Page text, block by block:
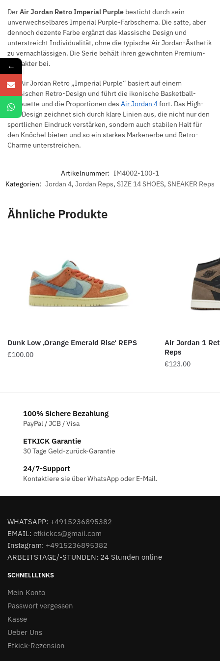
DerAir Jordan Retro Imperial Purple besticht durch sein
unverwechselbares Imperial Purple-Farbschema. Die satte, aber
dennoch dezente Farbe ergänzt das klassische Design und
unterstreicht Individualität, ohne die typische Air Jordan-Ästhetik
zu vernachlässigen. Die Serie behält ihren gewohnten Premium-
Charakter bei.
Der Air Jordan Retro „Imperial Purple“ basiert auf einem
klassischen Retro-Design und führt die ikonische Basketball-
Silhouette und die Proportionen des Air Jordan 4fort. Das High-
Top-Design zeichnet sich durch klare Linien aus, die nicht nur den
sportlichen Eindruck verstärken, sondern auch stabilen Halt für
den Knöchel bieten und so ein starkes Markenerbe und Retro-
Charme unterstreichen.
Artikelnummer: IM4002-100-1
Kategorien: Jordan 4, Jordan Reps, SIZE 14 SHOES, SNEAKER Reps
Ähnliche Produkte
Dunk Low ‚Orange Emerald Rise‘ REPS
€100.00
Air Jordan 1
Reps
€123.00
100% Sichere Bezahlung
PayPal / JCB / Visa
ETKICK Garantie
30 Tage Geld-zurück-Garantie
24/7-Support
Kontaktiere sie über WhatsApp oder E-Mail.
WHATSAPP: +4915236895382
EMAIL: etkickcs@gmail.com
Instagram: +4915236895382
ARBEITSTAGE/-STUNDEN: 24 Stunden online
SCHNELLLINKS
Mein Konto
Passwort vergessen
Kasse
Ueber Uns
Etkick-Rezension
←